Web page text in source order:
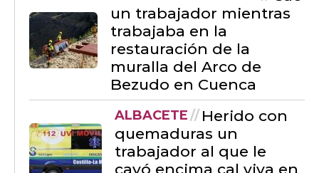
un trabajador mientras
trabajaba en la
restauración de la
muralla del Arco de
Bezudo en Cuenca
ALBACETE
Herido con
quemaduras un
trabajador al que le
cayó encima cal viva en